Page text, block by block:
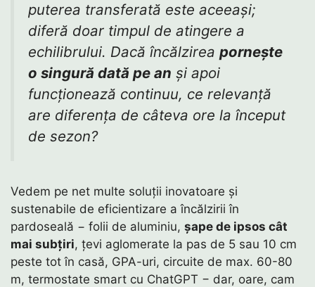
puterea transferată este aceeași;
diferă doar timpul de atingere a
echilibrului. Dacă încălzirea pornește
o singură dată pe an și apoi
funcționează continuu, ce relevanță
are diferența de câteva ore la început
de sezon?
Vedem pe net multe soluții inovatoare și
sustenabile de eficientizare a încălzirii în
pardoseală − folii de aluminiu, șape de ipsos cât
mai subțiri, țevi aglomerate la pas de 5 sau 10 cm
peste tot în casă, GPA-uri, circuite de max. 60-80
m, termostate smart cu ChatGPT − dar, oare, cam